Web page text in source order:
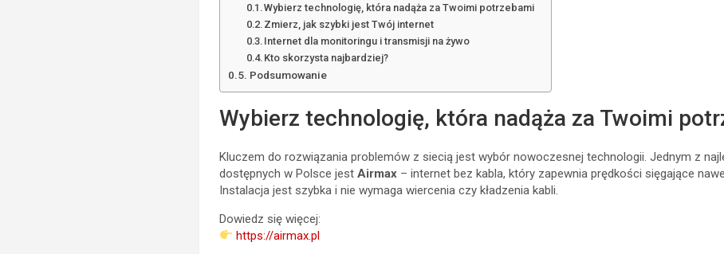
Wybierz technologię, która nadąża za Twoimi potrzebami
Zmierz, jak szybki jest Twój internet
Internet dla monitoringu i transmisji na żywo
Kto skorzysta najbardziej?
Podsumowanie
Wybierz technologię, która nadąża za Twoimi
Kluczem do rozwiązania problemów z siecią jest wybór nowoczesnej technologii. Jednym z
dostępnych w Polsce jestAirmax – internet bez kabla, który zapewnia prędkości sięgające
Instalacja jest szybka i nie wymaga wiercenia czy kładzenia kabli.
Dowiedz się więcej:
https://airmax.pl